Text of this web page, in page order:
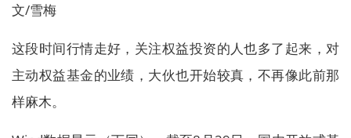
文/雪梅
这段时间行情走好，关注权益投资的人也多了起来，对
主动权益基金的业绩，大伙也开始较真，不再像此前那
样麻木。